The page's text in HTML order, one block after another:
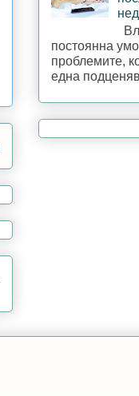
постоянна
проблемите,
една